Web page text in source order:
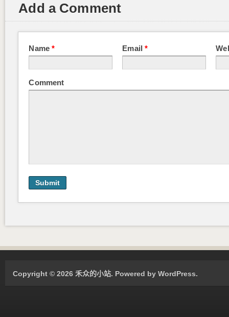
Add a Comment
Name* Email*
Comment
Copyright © 2026 禾众的小站. Powered by WordPress.